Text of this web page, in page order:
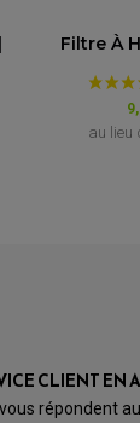
Filtre À
au lieu
CLIENT EN
répondent